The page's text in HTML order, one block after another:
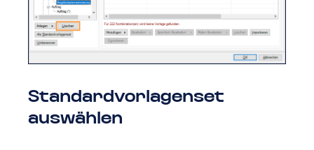
Standardvorlagenset
auswählen